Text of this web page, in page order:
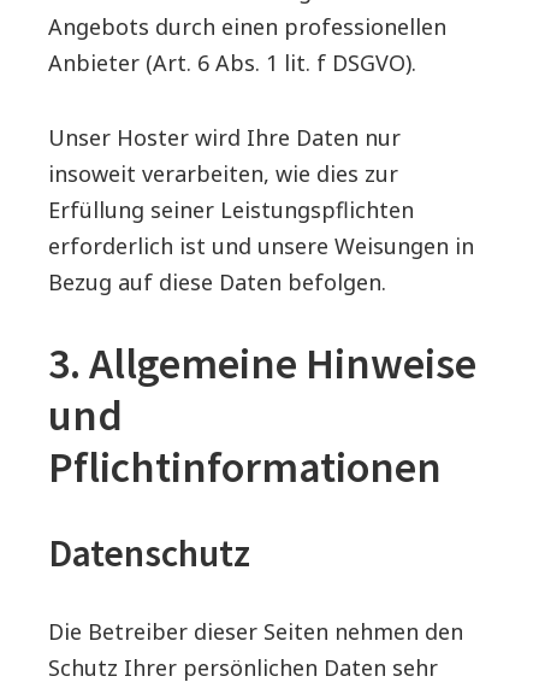
Angebots durch einen professionellen
Anbieter (Art. 6 Abs. 1 lit. f DSGVO).
Unser Hoster wird Ihre Daten nur
insoweit verarbeiten, wie dies zur
Erfüllung seiner Leistungspflichten
erforderlich ist und unsere Weisungen in
Bezug auf diese Daten befolgen.
3. Allgemeine Hinweise
und
Pflichtinformationen
Datenschutz
Die Betreiber dieser Seiten nehmen den
Schutz Ihrer persönlichen Daten sehr